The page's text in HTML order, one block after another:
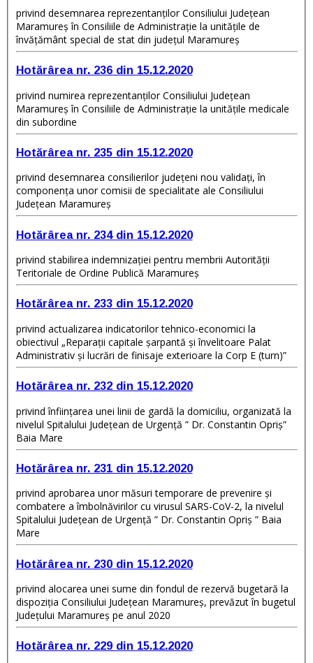
privind desemnarea reprezentanților Consiliului Judeţean
Maramureş în Consiliile de Administraţie la unitățile de
învățământ special de stat din județul Maramureș
Hotărârea nr. 236 din 15.12.2020
privind numirea reprezentanților Consiliului Județean
Maramureș în Consiliile de Administrație la unitățile medicale
din subordine
Hotărârea nr. 235 din 15.12.2020
privind desemnarea consilierilor județeni nou validați, în
componența unor comisii de specialitate ale Consiliului
Județean Maramureș
Hotărârea nr. 234 din 15.12.2020
privind stabilirea indemnizației pentru membrii Autorității
Teritoriale de Ordine Publică Maramureș
Hotărârea nr. 233 din 15.12.2020
privind actualizarea indicatorilor tehnico-economici la
obiectivul „Reparații capitale șarpantă și învelitoare Palat
Administrativ și lucrări de finisaje exterioare la Corp E (turn)”
Hotărârea nr. 232 din 15.12.2020
privind înființarea unei linii de gardă la domiciliu, organizată la
nivelul Spitalului Județean de Urgență ” Dr. Constantin Opriș”
Baia Mare
Hotărârea nr. 231 din 15.12.2020
privind aprobarea unor măsuri temporare de prevenire și
combatere a îmbolnăvirilor cu virusul SARS-CoV-2, la nivelul
Spitalului Județean de Urgență ” Dr. Constantin Opriș ” Baia
Mare
Hotărârea nr. 230 din 15.12.2020
privind alocarea unei sume din fondul de rezervă bugetară la
dispoziția Consiliului Județean Maramureș, prevăzut în bugetul
Județului Maramureș pe anul 2020
Hotărârea nr. 229 din 15.12.2020